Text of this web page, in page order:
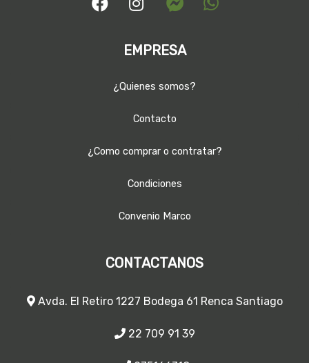
EMPRESA
¿Quienes somos?
Contacto
¿Como comprar o contratar?
Condiciones
Convenio Marco
CONTACTANOS
Avda. El Retiro 1227 Bodega 61 Renca Santiago
22 709 91 39